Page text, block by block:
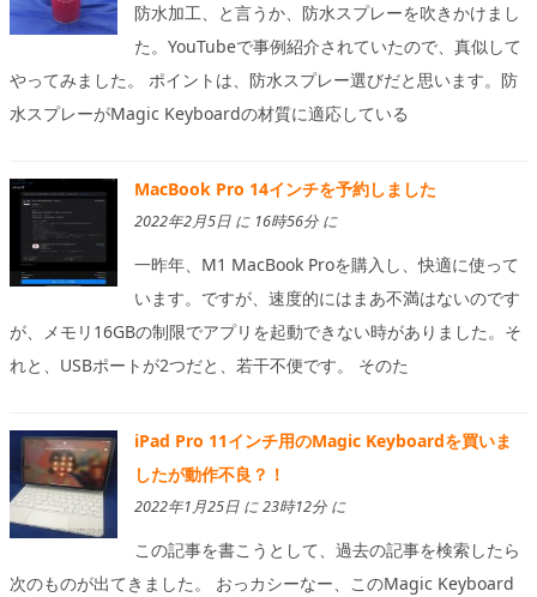
防水加工、と言うか、防水スプレーを吹きかけまし
た。YouTubeで事例紹介されていたので、真似して
やってみました。 ポイントは、防水スプレー選びだと思います。防
水スプレーがMagic Keyboardの材質に適応している
MacBook Pro 14インチを予約しました
2022年2月5日 に 16時56分 に
一昨年、M1 MacBook Proを購入し、快適に使って
います。ですが、速度的にはまあ不満はないのです
が、メモリ16GBの制限でアプリを起動できない時がありました。そ
れと、USBポートが2つだと、若干不便です。 そのた
iPad Pro 11インチ用のMagic Keyboardを買いま
したが動作不良？！
2022年1月25日 に 23時12分 に
この記事を書こうとして、過去の記事を検索したら
次のものが出てきました。 おっカシーなー、このMagic Keyboard